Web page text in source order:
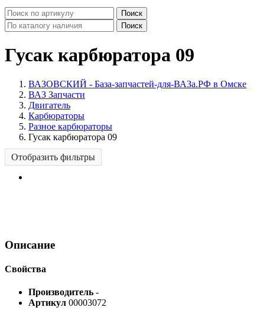
Поиск
Поиск
Гусак карбюратора 09
ВАЗОВСКИЙ - База-запчастей-для-ВАЗа.РФ в Омске
ВАЗ Запчасти
Двигатель
Карбюраторы
Разное карбюраторы
Гусак карбюратора 09
Отобразить фильтры
Описание
Свойства
Производитель -
Артикул 00003072